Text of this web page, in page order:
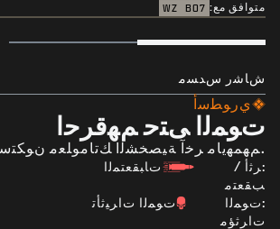
متوافق مع: BO7
WZ
ﺵﺎﺷﺭ ﺱﺪﺴﻣ
ﻱﺭﻮﻄﺳﺃ
ﺕﻮﻤﻟﺍ ﻰﺘﺣ ﻢﻬﻗﺮﺣﺍ
.ﻢﻬﻤﻬﻳﺎﻣ ﺮﺧﺁ ﺔﻴﺼﺨﺸﻟﺍ ﻚﺗﺎﻣﻮﻠﻌﻣ ﻥﻮﻜﺘﺳ
:ﺮﺛﺃ /
ﺐﻘﻌﺘﻣ
ﺕﺎﺒﻘﻌﺘﻤﻟﺍ
:ﺕﻮﻤﻟﺍ
ﺕﺍﺮﺛﺆﻣ
ﺕﻮﻤﻟﺍ ﺕﺍﺮﻴﺛﺄﺗ